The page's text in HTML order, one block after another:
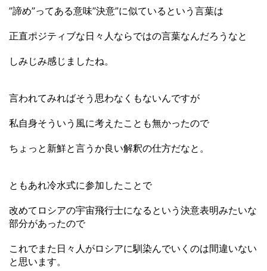
”諦め”ってある意味”決意”に似ているという言葉は
正直ポジティブな日々人ならではの言葉なんだろうなと
しみじみ感じましたね。
言われてみればそう思わなくもないんですが
私自身そういう風に考えたことも無かったので
ちょっと新鮮と言うか良い解釈の仕方だなと。
ともあれ冷水式に参加したことで
改めてロシアの宇宙飛行士になるという決意表明みたいな
部分があったので
これでまた日々人がロシアに馴染んでいくのは間違いない
と思います。